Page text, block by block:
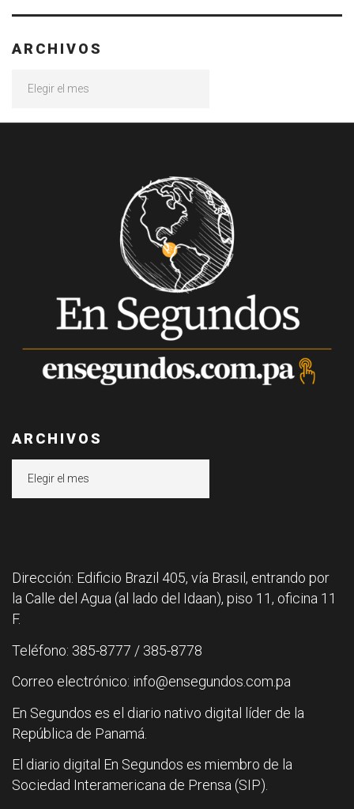
ARCHIVOS
ARCHIVOS
Dirección: Edificio Brazil 405, vía Brasil, entrando por
la Calle del Agua (al lado del Idaan), piso 11, oficina 11
F.
Teléfono: 385-8777 / 385-8778
Correo electrónico: info@ensegundos.com.pa
En Segundos es el diario nativo digital líder de la
República de Panamá.
El diario digital En Segundos es miembro de la
Sociedad Interamericana de Prensa (SIP).